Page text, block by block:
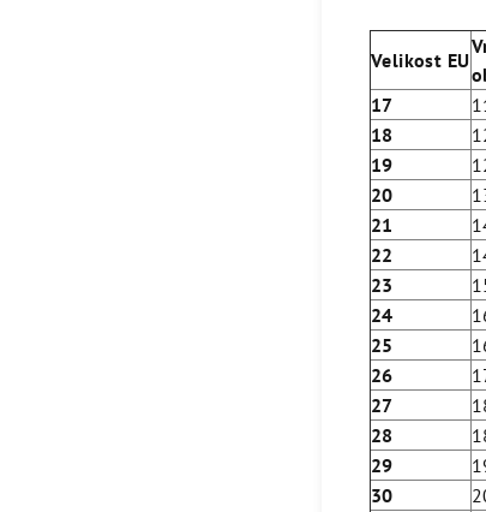
Velikost EU
17
18
19
20
21
22
23
24
25
26
27
28
29
30